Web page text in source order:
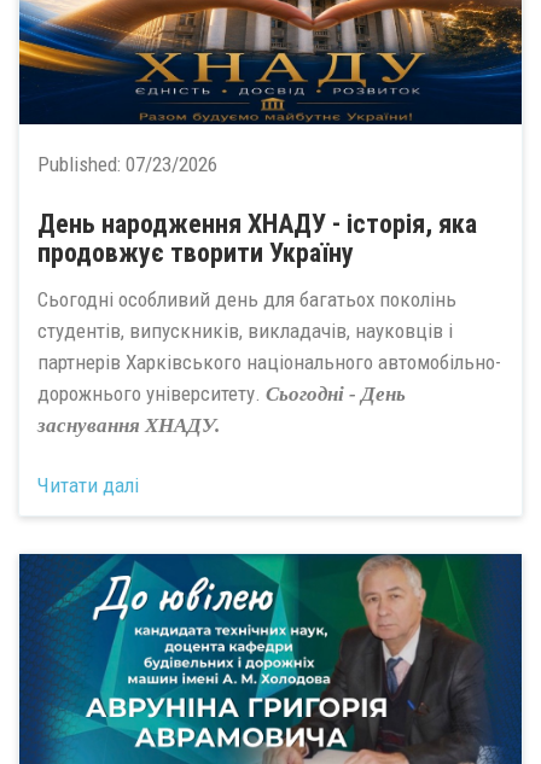
Published: 07/23/2026
День народження ХНАДУ - історія, яка
продовжує творити Україну
Сьогодні особливий день для багатьох поколінь
студентів, випускників, викладачів, науковців і
партнерів Харківського національного автомобільно-
дорожнього університету. Сьогодні - День
заснування ХНАДУ.
Читати далі